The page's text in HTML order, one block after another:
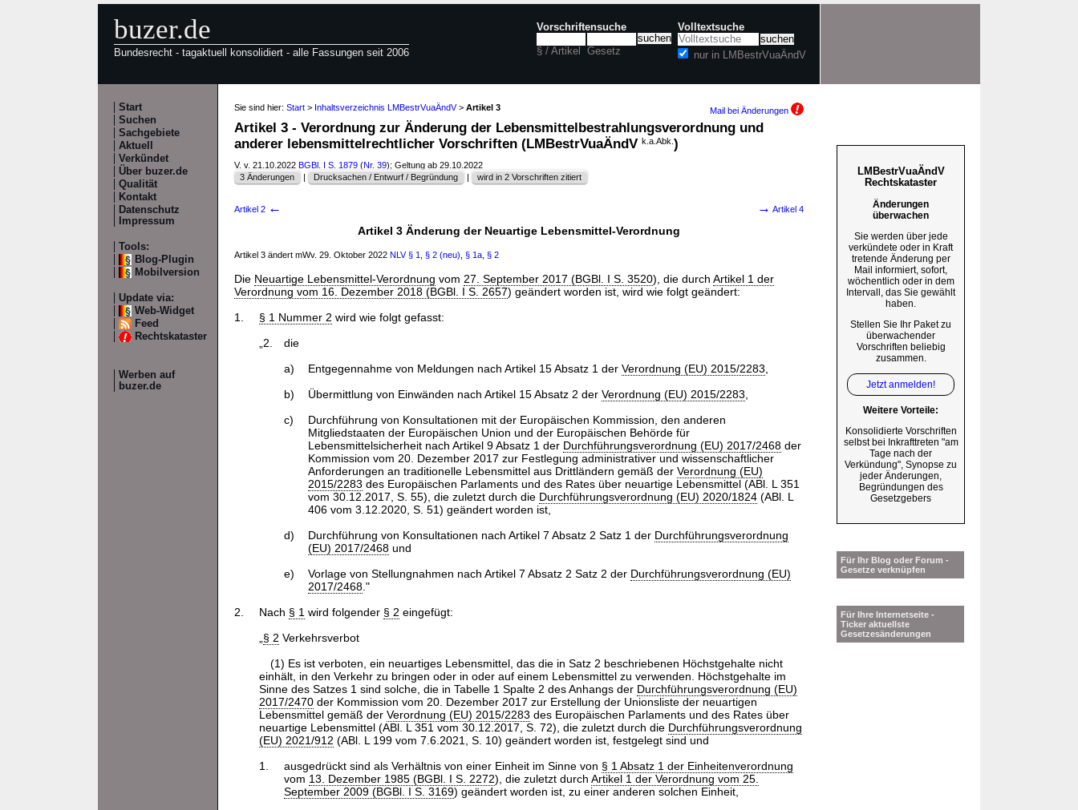
buzer.de
Bundesrecht - tagaktuell konsolidiert - alle Fassungen seit 2006
Vorschriftensuche
§ / Artikel Gesetz
Volltextsuche
nur in LMBestrVuaÄndV
Start
Suchen
Sachgebiete
Aktuell
Verkündet
Über buzer.de
Qualität
Kontakt
Datenschutz
Impressum
Tools:
Blog-Plugin
Mobilversion
Update via:
Web-Widget
Feed
Rechtskataster
Werben auf
buzer.de
Sie sind hier: Start > Inhaltsverzeichnis LMBestrVuaÄndV> Artikel 3 Mail bei Änderungen
Artikel 3 - Verordnung zur Änderung der Lebensmittelbestrahlungsverordnung und
anderer lebensmittelrechtlicher Vorschriften (LMBestrVuaÄndV k.a.Abk. )
V. v. 21.10.2022 BGBl. I S. 1879 (Nr. 39); Geltung ab 29.10.2022
3 Änderungen
| Drucksachen / Entwurf / Begründung | wird in 2 Vorschriften zitiert
Artikel 2 ← → Artikel 4
Artikel 3 Änderung der Neuartige Lebensmittel-Verordnung
Artikel 3 ändert mWv. 29. Oktober 2022 NLV § 1 § 2 (neu) § 1a § 2
Die Neuartige Lebensmittel-Verordnung vom 27. September 2017 (BGBl. I S. 3520), die durch Artikel 1 der
Verordnung vom 16. Dezember 2018 (BGBl. I S. 2657) geändert worden ist, wird wie folgt geändert:
1.
§ 1 Nummer 2 wird wie folgt gefasst:
„2.
die
a)
Entgegennahme von Meldungen nach Artikel 15 Absatz 1 derVerordnung (EU) 2015/2283
b)
Übermittlung von Einwänden nach Artikel 15 Absatz 2 derVerordnung (EU) 2015/2283
c)
Durchführung von Konsultationen mit der Europäischen Kommission, den anderen
Mitgliedstaaten der Europäischen Union und der Europäischen Behörde für
Lebensmittelsicherheit nach Artikel 9 Absatz 1 der Durchführungsverordnung (EU) 2017/2468 der
Kommission vom 20. Dezember 2017 zur Festlegung administrativer und wissenschaftlicher
Anforderungen an traditionelle Lebensmittel aus Drittländern gemäß derVerordnung (EU)
2015/2283 des Europäischen Parlaments und des Rates über neuartige Lebensmittel (ABl. L 351
vom 30.12.2017, S. 55), die zuletzt durch die Durchführungsverordnung (EU) 2020/1824 (ABl. L
406 vom 3.12.2020, S. 51) geändert worden ist,
d)
Durchführung von Konsultationen nach Artikel 7 Absatz 2 Satz 1 der Durchführungsverordnung
(EU) 2017/2468 und
e)
Vorlage von Stellungnahmen nach Artikel 7 Absatz 2 Satz 2 der Durchführungsverordnung (EU)
2017/2468 ."
2.
Nach § 1 wird folgender § 2 eingefügt:
§ 2 Verkehrsverbot
(1) Es ist verboten, ein neuartiges Lebensmittel, das die in Satz 2 beschriebenen Höchstgehalte nicht
einhält, in den Verkehr zu bringen oder in oder auf einem Lebensmittel zu verwenden. Höchstgehalte im
Sinne des Satzes 1 sind solche, die in Tabelle 1 Spalte 2 des Anhangs der Durchführungsverordnung (EU)
2017/2470der Kommission vom 20. Dezember 2017 zur Erstellung der Unionsliste der neuartigen
Lebensmittel gemäß der Verordnung (EU) 2015/2283 des Europäischen Parlaments und des Rates über
neuartige Lebensmittel (ABl. L 351 vom 30.12.2017, S. 72), die zuletzt durch die Durchführungsverordnung
(EU) 2021/912 (ABl. L 199 vom 7.6.2021, S. 10) geändert worden ist, festgelegt sind und
1.
ausgedrückt sind als Verhältnis von einer Einheit im Sinne von § 1 Absatz 1 der Einheitenverordnung
vom 13. Dezember 1985 (BGBl. I S. 2272), die zuletzt durch Artikel 1 der Verordnung vom 25.
September 2009 (BGBl. I S. 3169) geändert worden ist, zu einer anderen solchen Einheit,
LMBestrVuaÄndV
Rechtskataster
Änderungen
überwachen
Sie werden über jede
verkündete oder in Kraft
tretende Änderung per
Mail informiert, sofort,
wöchentlich oder in dem
Intervall, das Sie gewählt
haben.
Stellen Sie Ihr Paket zu
überwachender
Vorschriften beliebig
zusammen.
Jetzt anmelden!
Weitere Vorteile:
Konsolidierte Vorschriften
selbst bei Inkrafttreten "am
Tage nach der
Verkündung", Synopse zu
jeder Änderungen,
Begründungen des
Gesetzgebers
Für Ihr Blog oder Forum -
Gesetze verknüpfen
Für Ihre Internetseite -
Ticker aktuellste
Gesetzesänderungen